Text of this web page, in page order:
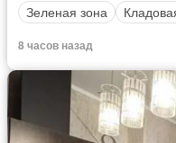
Зеленая зона
8 часов назад